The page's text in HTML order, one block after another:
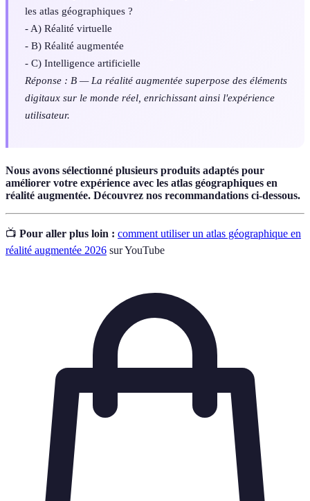
les atlas géographiques ?
- A) Réalité virtuelle
- B) Réalité augmentée
- C) Intelligence artificielle
Réponse : B — La réalité augmentée superpose des éléments
digitaux sur le monde réel, enrichissant ainsi l'expérience
utilisateur.
Nous avons sélectionné plusieurs produits adaptés pour
améliorer votre expérience avec les atlas géographiques en
réalité augmentée. Découvrez nos recommandations ci-dessous.
📺 Pour aller plus loin : comment utiliser un atlas géographique en
réalité augmentée 2026 sur YouTube